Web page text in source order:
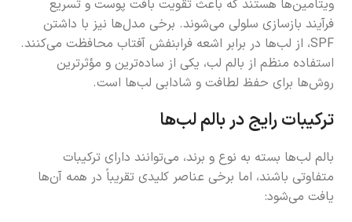
ویتامین‌ها هستند که باعث تقویت بافت پوست و تسریع
فرآیند بازسازی سلولی می‌شوند. برخی مدل‌ها نیز با داشتن
SPF، از لب‌ها در برابر اشعه فرابنفش آفتاب محافظت می‌کنند.
استفاده منظم از بالم لب، یکی از ساده‌ترین و مؤثرترین
روش‌ها برای حفظ لطافت و شادابی لب‌ها است.
ترکیبات رایج در بالم لب‌ها
بالم لب‌ها بسته به نوع و برند، می‌توانند دارای ترکیبات
متفاوتی باشند، اما برخی عناصر کلیدی تقریباً در همه آن‌ها
یافت می‌شود: